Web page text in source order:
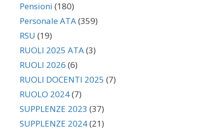
Pensioni (180)
Personale ATA(359)
RSU (19)
RUOLI 2025 ATA(3)
RUOLI 2026 (6)
RUOLI DOCENTI 2025 (7)
RUOLO 2024(7)
SUPPLENZE 2023 (37)
SUPPLENZE 2024(21)